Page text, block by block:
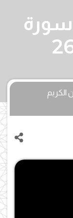
(147) - سورة
الكريم